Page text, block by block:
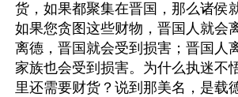
货，如果都聚集在晋国，那么诸侯
如果您贪图这些财物，晋国人就会
离德，晋国就会受到损害；晋国人
家族也会受到损害。为什么执迷不
里还需要财货？说到那美名，是载